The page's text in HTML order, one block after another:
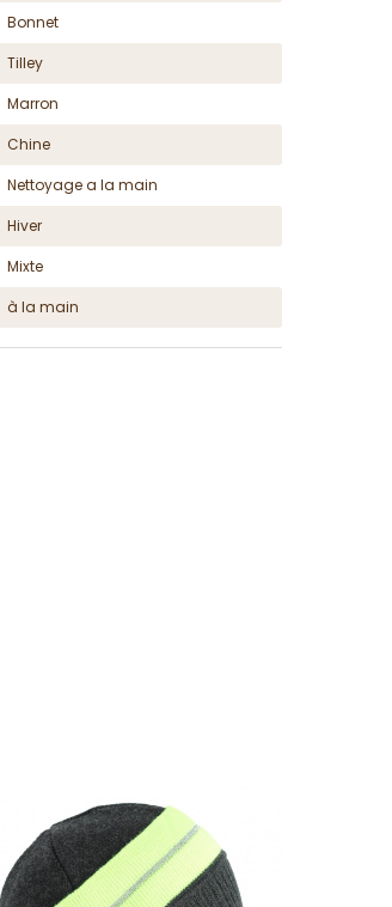
Bonnet
Tilley
Marron
Chine
Nettoyage a la main
Hiver
Mixte
à la main